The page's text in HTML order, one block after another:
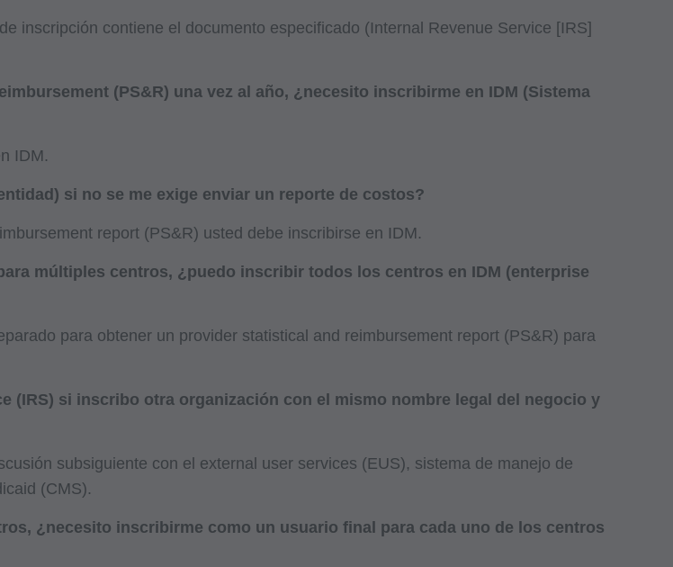
inscripción contiene el documento especificado (Internal Revenue Service [IRS]
(PS&R) una vez al año, ¿necesito inscribirme en IDM (Sistema
IDM.
si no se me exige enviar un reporte de costos?
report (PS&R) usted debe inscribirse en IDM.
múltiples centros, ¿puedo inscribir todos los centros en IDM (enterprise
para obtener un provider statistical and reimbursement report (PS&R) para
(IRS) si inscribo otra organización con el mismo nombre legal del negocio y
subsiguiente con el external user services (EUS), sistema de manejo de
(CMS).
¿necesito inscribirme como un usuario final para cada uno de los centros